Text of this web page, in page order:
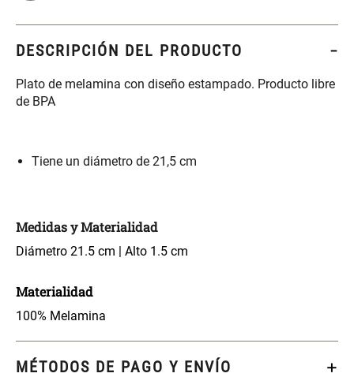
DESCRIPCIÓN DEL PRODUCTO
Plato de melamina con diseño estampado. Producto libre
de BPA
Tiene un diámetro de 21,5 cm
Medidas y Materialidad
Diámetro 21.5 cm | Alto 1.5 cm
Materialidad
100% Melamina
MÉTODOS DE PAGO Y ENVÍO
Set Sábanas Algodón satín 240
S/ 169.00
Almohada Memory + Gel
con Forro
Bandejas con Puerta 23 x 23 x
Comoda Bambú con Puertas 80
x 33 x 80 cm
S/ 319.00S/ 254.90
Plumón Pluma
Silla Metálica Plegable
46x48x76 cm